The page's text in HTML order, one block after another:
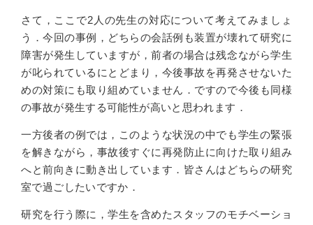
さて，ここで2人の先生の対応について考えてみましょ
う．今回の事例，どちらの会話例も装置が壊れて研究に
障害が発生していますが，前者の場合は残念ながら学生
が叱られているにとどまり，今後事故を再発させないた
めの対策にも取り組めていません．ですので今後も同様
の事故が発生する可能性が高いと思われます．
一方後者の例では，このような状況の中でも学生の緊張
を解きながら，事故後すぐに再発防止に向けた取り組み
へと前向きに動き出しています．皆さんはどちらの研究
室で過ごしたいですか．
研究を行う際に，学生を含めたスタッフのモチベーショ